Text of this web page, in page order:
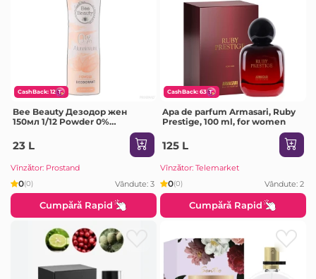
CashBack: 12
Bee Beauty Дезодор жен
150мл 1/12 Powder 0%
23 L
Vînzător: Prostand
0(0) Vândute: 3
Cumpără Rapid
CashBack: 63
Apa de parfum Armasari, Ruby
Prestige, 100 ml, for women
125 L
Vînzător: Telemarket
0(0) Vândute: 2
Cumpără Rapid